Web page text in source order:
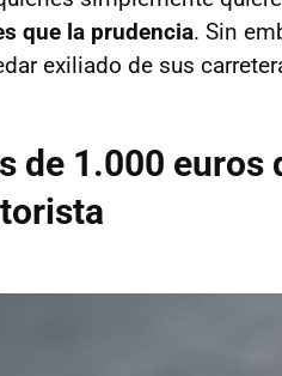
que la prudencia. Sin
exiliado de sus
de 1.000 euros